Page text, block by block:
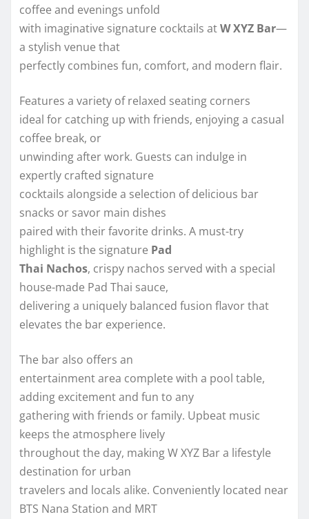
coffee and evenings unfold
with imaginative signature cocktails atW XYZ Bar—
a stylish venue that
perfectly combines fun, comfort, and modern flair.
Features a variety of relaxed seating corners
ideal for catching up with friends, enjoying a casual
coffee break, or
unwinding after work. Guests can indulge in
expertly crafted signature
cocktails alongside a selection of delicious bar
snacks or savor main dishes
paired with their favorite drinks. A must-try
highlight is the signature Pad
Thai Nachos, crispy nachos served with a special
house-made Pad Thai sauce,
delivering a uniquely balanced fusion flavor that
elevates the bar experience.
The bar also offers an
entertainment area complete with a pool table,
adding excitement and fun to any
gathering with friends or family. Upbeat music
keeps the atmosphere lively
throughout the day, making W XYZ Bar a lifestyle
destination for urban
travelers and locals alike. Conveniently located near
BTS Nana Station and MRT